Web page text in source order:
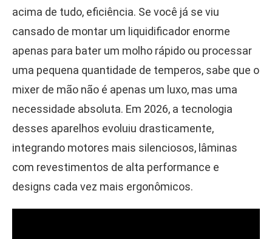
acima de tudo, eficiência. Se você já se viu
cansado de montar um liquidificador enorme
apenas para bater um molho rápido ou processar
uma pequena quantidade de temperos, sabe que o
mixer de mão não é apenas um luxo, mas uma
necessidade absoluta. Em 2026, a tecnologia
desses aparelhos evoluiu drasticamente,
integrando motores mais silenciosos, lâminas
com revestimentos de alta performance e
designs cada vez mais ergonômicos.